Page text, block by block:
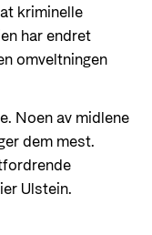
kriminelle
har endret
omveltningen
Noen av midlene
dem mest.
Ulstein.